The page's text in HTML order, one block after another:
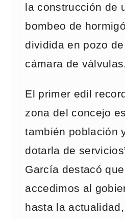
la construcción de
bombeo de
dividida en pozo
cámara de válvulas.
El primer edil
zona del concejo
también población
dotarla de
García destacó
accedimos al
hasta la